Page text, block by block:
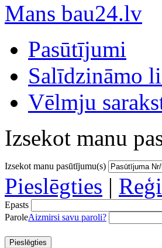
Mans bau24.lv
Pasūtījumi
Salīdzināmo
Vēlmju
Izsekot manu
Izsekot manu pasūtījumu(s)
Pieslēgties |
Epasts
ParoleAizmirsi savu paroli?